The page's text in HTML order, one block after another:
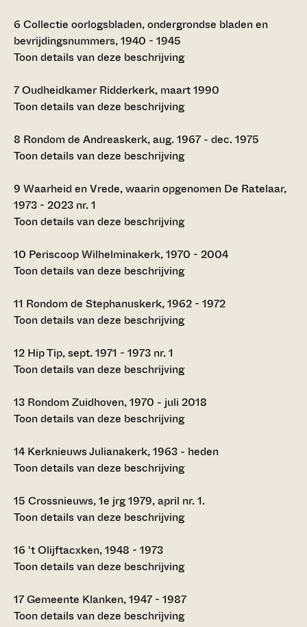
6 Collectie oorlogsbladen, ondergrondse bladen en
bevrijdingsnummers, 1940 - 1945
Toon details van deze beschrijving
7Oudheidkamer Ridderkerk, maart 1990
Toon details van deze beschrijving
8 Rondom de Andreaskerk, aug. 1967 - dec. 1975
Toon details van deze beschrijving
9 Waarheid en Vrede, waarin opgenomen De Ratelaar,
1973 - 2023 nr. 1
Toon details van deze beschrijving
10 Periscoop Wilhelminakerk, 1970 - 2004
Toon details van deze beschrijving
11 Rondom de Stephanuskerk, 1962 - 1972
Toon details van deze beschrijving
12 Hip Tip, sept. 1971 - 1973 nr. 1
Toon details van deze beschrijving
13 Rondom Zuidhoven, 1970 - juli 2018
Toon details van deze beschrijving
14 Kerknieuws Julianakerk, 1963 - heden
Toon details van deze beschrijving
15 Crossnieuws, 1e jrg 1979, april nr. 1.
Toon details van deze beschrijving
16 't Olijftacxken, 1948 - 1973
Toon details van deze beschrijving
17Gemeente Klanken, 1947 - 1987
Toon details van deze beschrijving